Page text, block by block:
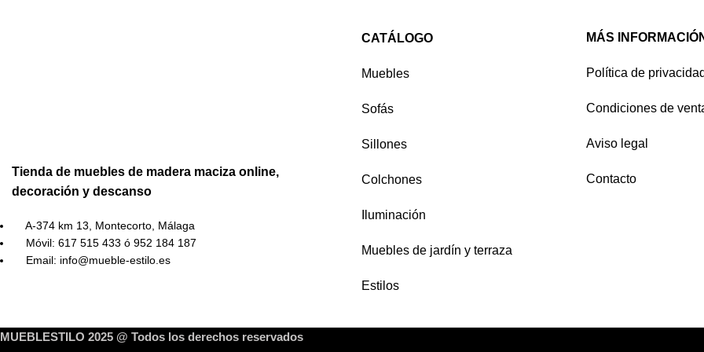
Tienda de muebles de madera maciza online,
decoración y descanso
A-374 km 13, Montecorto, Málaga
Móvil: 617 515 433 ó 952 184 187
Email: info@mueble-estilo.es
CATÁLOGO
Muebles
Sofás
Sillones
Colchones
Iluminación
Muebles de jardín y terraza
Estilos
MÁS
Política de privacidad
Condiciones de
Aviso legal
Contacto
MUEBLESTILO 2025 @ Todos los derechos reservados